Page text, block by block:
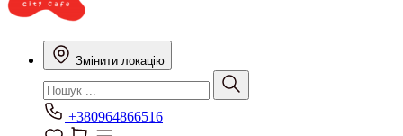
Змінити локацію
+380964866516